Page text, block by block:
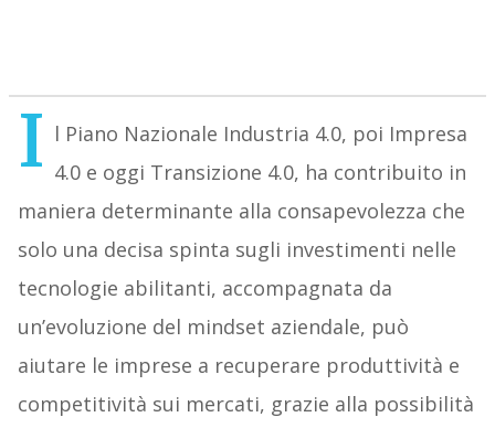
I l Piano Nazionale Industria 4.0, poi Impresa
4.0 e oggi Transizione 4.0, ha contribuito in
maniera determinante alla consapevolezza che
solo una decisa spinta sugli investimenti nelle
tecnologie abilitanti, accompagnata da
un’evoluzione del mindset aziendale, può
aiutare le imprese a recuperare produttività e
competitività sui mercati, grazie alla possibilità